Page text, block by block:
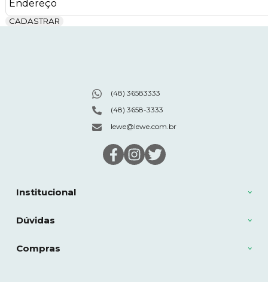
CADASTRAR
Institucional
Dúvidas
Compras
(48) 36583333
(48) 3658-3333
lewe@lewe.com.br